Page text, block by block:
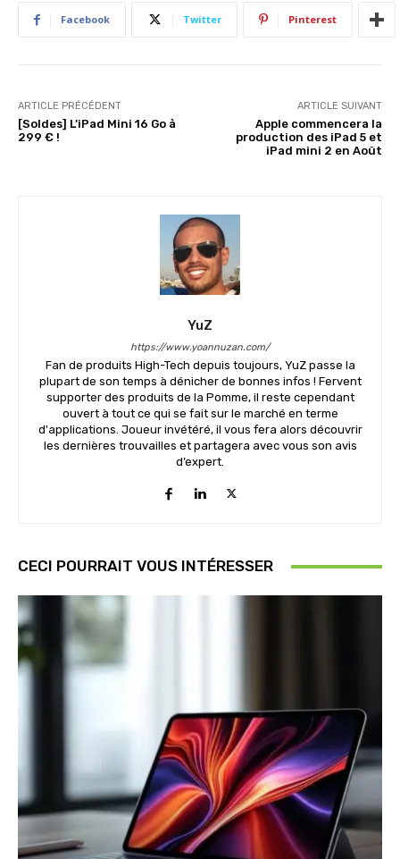
Facebook Twitter Pinterest
ARTICLE PRÉCÉDENT
[Soldes] L’iPad Mini 16 Go à
299 € !
ARTICLE SUIVANT
Apple commencera la
production des iPad 5 et
iPad mini 2 en Août
YuZ
https://www.yoannuzan.com/
Fan de produits High-Tech depuis toujours, YuZ passe la
plupart de son temps à dénicher de bonnes infos ! Fervent
supporter des produits de la Pomme, il reste cependant
ouvert à tout ce qui se fait sur le marché en terme
d'applications. Joueur invétéré, il vous fera alors découvrir
les dernières trouvailles et partagera avec vous son avis
d’expert.
CECI POURRAIT VOUS INTÉRESSER